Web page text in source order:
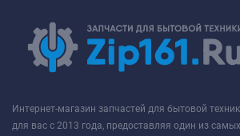
Интернет-магазин запчастей для бытовой
для вас с 2013 года, предоставляя один из